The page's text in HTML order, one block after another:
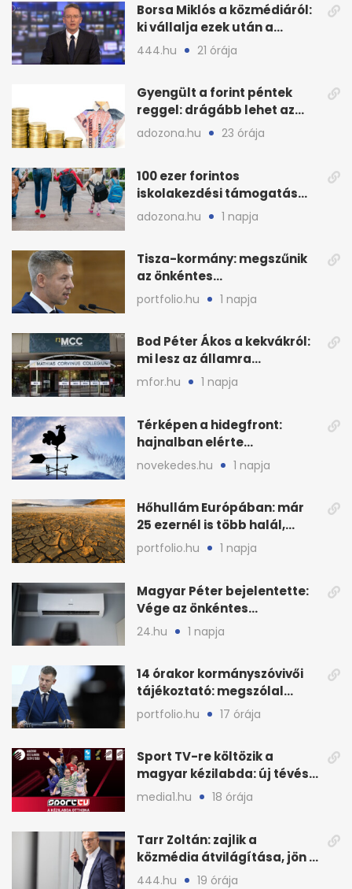
Borsa Miklós a közmédiáról:
ki vállalja ezek után a
munkát?
444.hu 21 órája
Gyengült a forint péntek
reggel: drágább lehet az
euró és a dollár
adozona.hu 23 órája
100 ezer forintos
iskolakezdési támogatás
2026 őszén: adózás,
munkáltatói plusz
adozona.hu 1 napja
Tisza-kormány: megszűnik
az önkéntes
fogyasztáscsökkentés
portfolio.hu 1 napja
Bod Péter Ákos a kekvákról:
mi lesz az államra
visszaszálló vagyonnal?
mfor.hu 1 napja
Térképen a hidegfront:
hajnalban elérte
Magyarország határát
novekedes.hu 1 napja
Hőhullám Európában: már
25 ezernél is több halál,
folytatódhat
portfolio.hu 1 napja
Magyar Péter bejelentette:
Vége az önkéntes
fogyasztáscsökkentésnek
24.hu 1 napja
14 órakor kormányszóvivői
tájékoztató: megszólal
Magyar Péter is
portfolio.hu 17 órája
Sport TV-re költözik a
magyar kézilabda: új tévés
megállapodás
media1.hu 18 órája
Tarr Zoltán: zajlik a
közmédia átvilágítása, jön a
nyilvános véleményezés
444.hu 19 órája